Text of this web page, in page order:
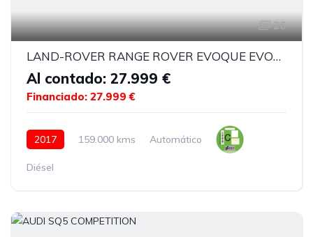
26
LAND-ROVER RANGE ROVER EVOQUE EVOQUE CABRIOLET 2.0 TD4 HSE DYNAMIQUE
Al contado: 27.999 €
Financiado: 27.999 €
2017 159.000 kms Automático
Diésel